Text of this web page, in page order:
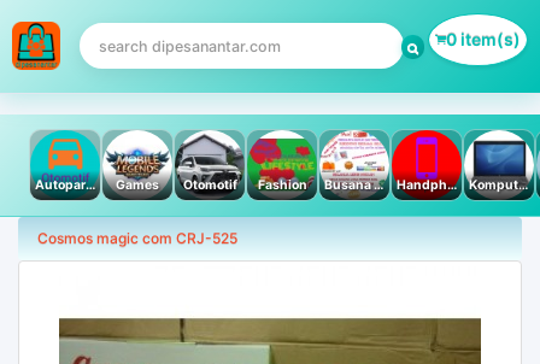
0 item(s)
Autoparts Games Otomotif Fashion Busana Muslim Handphone & Tablet Komputer PC & Laptop
Cosmos magic com CRJ-525